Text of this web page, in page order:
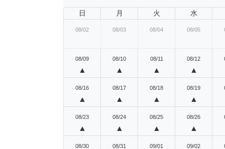
日 月 火 水
08/02 08/03 08/04 08/05
08/09
▲
08/10
▲
08/11
▲
08/12
▲
08/16
▲
08/17
▲
08/18
▲
08/19
▲
08/23
▲
08/24
▲
08/25
▲
08/26
▲
08/30 08/31 09/01 09/02